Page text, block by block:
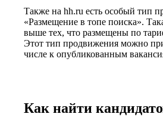
Также на hh.ru есть особый тип
«Размещение в топе поиска».
выше тех, что размещены по
Этот тип продвижения можно
числе к опубликованным
Как найти